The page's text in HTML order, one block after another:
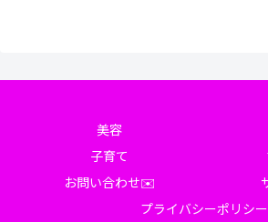
美容
子育て
お問い合わせ✉️
プライバシーポリシー